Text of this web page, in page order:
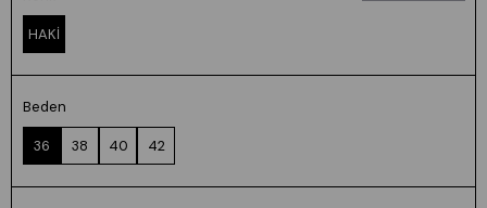
HAKİ
Beden
36 38 40 42